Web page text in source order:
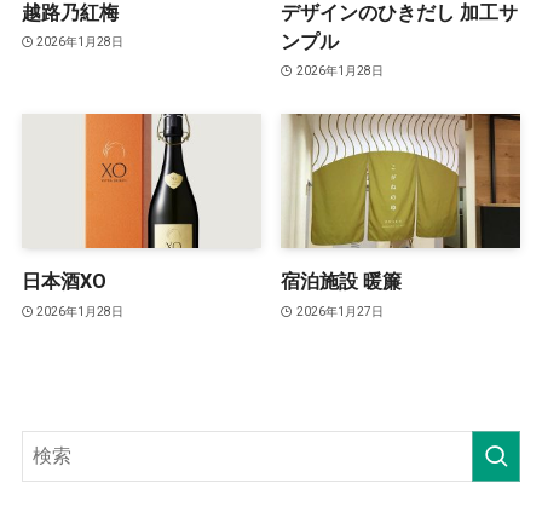
越路乃紅梅
2026年1月28日
デザインのひきだし 加工サ
ンプル
2026年1月28日
日本酒XO
2026年1月28日
宿泊施設 暖簾
2026年1月27日